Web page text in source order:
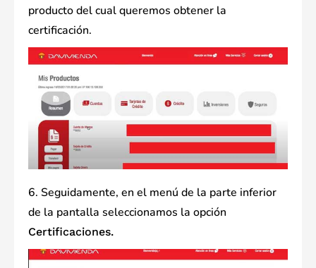
producto del cual queremos obtener la
certificación.
6. Seguidamente, en el menú de la parte inferior
de la pantalla seleccionamos la opción
Certificaciones.